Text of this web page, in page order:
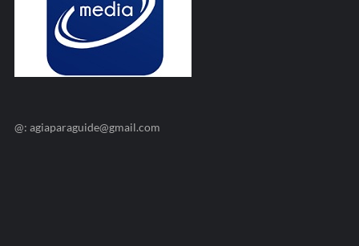
@: agiaparaguide@gmail.com